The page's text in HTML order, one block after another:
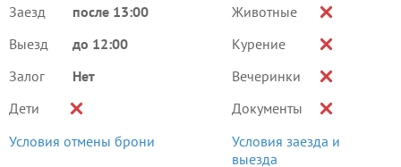
Заезд
после 13:00
Выезд
до 12:00
Залог
Нет
Дети
Условия отмены брони
Животные
Курение
Вечеринки
Документы
Условия заезда и
выезда